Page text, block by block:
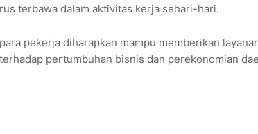
terbawa dalam aktivitas kerja sehari-hari.
pekerja diharapkan mampu memberikan
pertumbuhan bisnis dan perekonomian